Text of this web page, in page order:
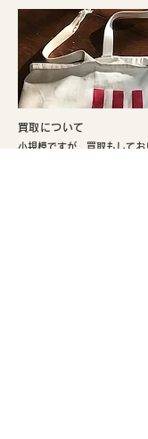
​買取について
小規模ですが、買取もして